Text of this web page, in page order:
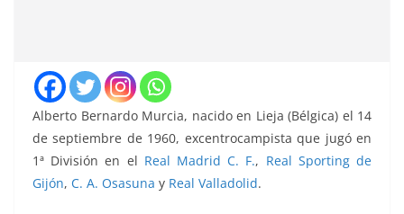
Alberto Bernardo Murcia, nacido en Lieja (Bélgica) el 14
de septiembre de 1960, excentrocampista que jugó en
1ª División en el Real Madrid C. F., Real Sporting de
Gijón, C. A. Osasuna y Real Valladolid.